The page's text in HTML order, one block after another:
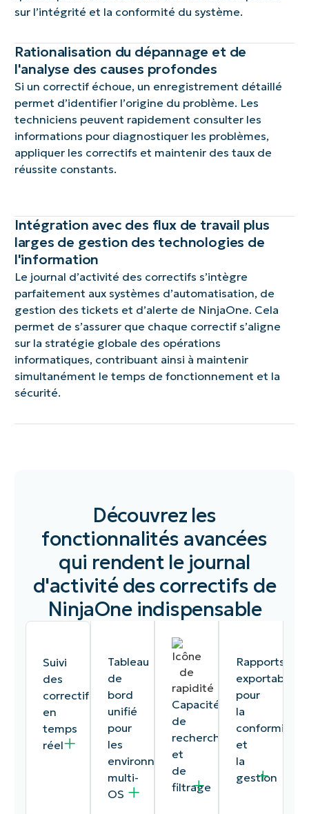
sur l’intégrité et la conformité du système.
Rationalisation du dépannage et de
l'analyse des causes profondes
Si un correctif échoue, un enregistrement détaillé
permet d’identifier l’origine du problème. Les
techniciens peuvent rapidement consulter les
informations pour diagnostiquer les problèmes,
appliquer les correctifs et maintenir des taux de
réussite constants.
Intégration avec des flux de travail plus
larges de gestion des technologies de
l'information
Le journal d’activité des correctifs s’intègre
parfaitement aux systèmes d’automatisation, de
gestion des tickets et d’alerte de NinjaOne. Cela
permet de s’assurer que chaque correctif s’aligne
sur la stratégie globale des opérations
informatiques, contribuant ainsi à maintenir
simultanément le temps de fonctionnement et la
sécurité.
Découvrez les
fonctionnalités avancées
qui rendent le journal
d'activité des correctifs de
NinjaOne indispensable
Suivi
des
correctifs
en
temps
réel
Tableau
de
bord
unifié
pour
les
environnements
multi-
OS
Capacités
de
recherche
et
de
filtrage
Rapports
exportables
pour
la
conformité
et
la
gestion